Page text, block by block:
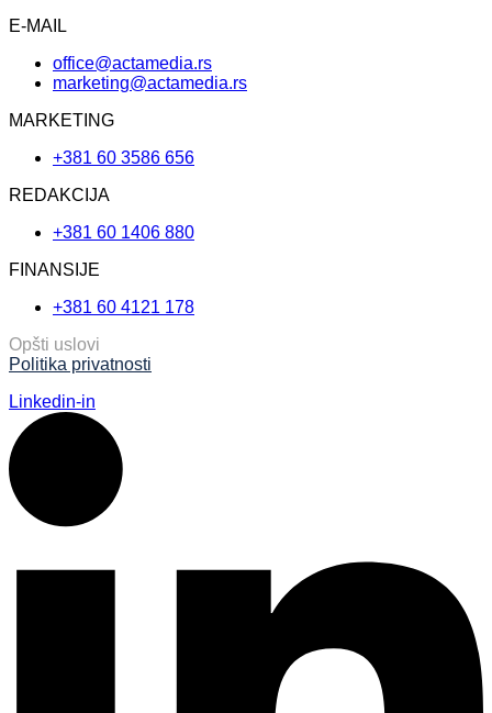
E-MAIL
office@actamedia.rs
marketing@actamedia.rs
MARKETING
+381 60 3586 656
REDAKCIJA
+381 60 1406 880
FINANSIJE
+381 60 4121 178
Opšti uslovi
Politika privatnosti
Linkedin-in